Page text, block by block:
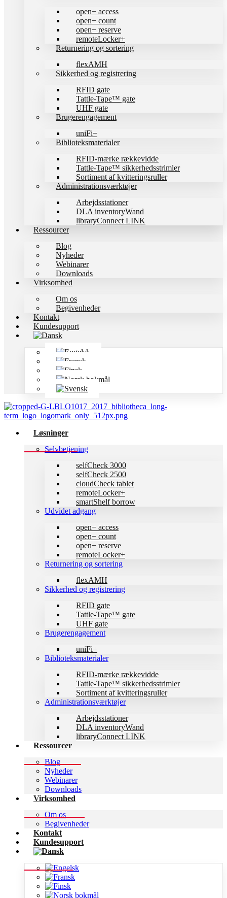
open+ access
open+ count
open+ reserve
remoteLocker+
Returnering og sortering
flexAMH
Sikkerhed og registrering
RFID gate
Tattle-Tape™ gate
UHF gate
Brugerengagement
uniFi+
Biblioteksmaterialer
RFID-mærke rækkevidde
Tattle-Tape™ sikkerhedsstrimler
Sortiment af kvitteringsruller
Administrationsværktøjer
Arbejdsstationer
DLA inventoryWand
libraryConnect LINK
Ressourcer
Blog
Nyheder
Webinarer
Downloads
Virksomhed
Om os
Begivenheder
Kontakt
Kundesupport
Løsninger
Selvbetjening
selfCheck 3000
selfCheck 2500
cloudCheck tablet
remoteLocker+
smartShelf borrow
Udvidet adgang
open+ access
open+ count
open+ reserve
remoteLocker+
Returnering og sortering
flexAMH
Sikkerhed og registrering
RFID gate
Tattle-Tape™ gate
UHF gate
Brugerengagement
uniFi+
Biblioteksmaterialer
RFID-mærke rækkevidde
Tattle-Tape™ sikkerhedsstrimler
Sortiment af kvitteringsruller
Administrationsværktøjer
Arbejdsstationer
DLA inventoryWand
libraryConnect LINK
Ressourcer
Blog
Nyheder
Webinarer
Downloads
Virksomhed
Om os
Begivenheder
Kontakt
Kundesupport